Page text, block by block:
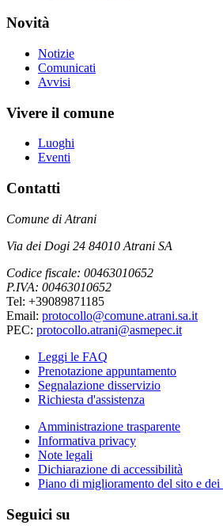
Novità
Notizie
Comunicati
Avvisi
Vivere il comune
Luoghi
Eventi
Contatti
Comune di Atrani
Via dei Dogi 24 84010 Atrani SA
Codice fiscale: 00463010652
P.IVA: 00463010652
Tel: +39089871185
Email: protocollo@comune.atrani.sa.it
PEC: protocollo.atrani@asmepec.it
Leggi le FAQ
Prenotazione appuntamento
Segnalazione disservizio
Richiesta d'assistenza
Amministrazione trasparente
Informativa privacy
Note legali
Dichiarazione di accessibilità
Piano di miglioramento del sito e dei
Seguici su